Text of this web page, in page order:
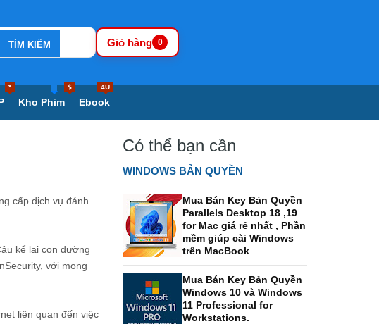
Giỏ hàng 0
*
Kho Phim
$
Ebook
4U
cấp dịch vụ đánh
kể lại con đường
với mong
liên quan đến việc
Có thể bạn cần
WINDOWS BẢN QUYỀN
Mua Bán Key Bản Quyền
Parallels Desktop 18 ,19
for Mac giá rẻ nhất , Phần
mềm giúp cài Windows
trên MacBook
Mua Bán Key Bản Quyền
Windows 10 và Windows
11 Professional for
Workstations.